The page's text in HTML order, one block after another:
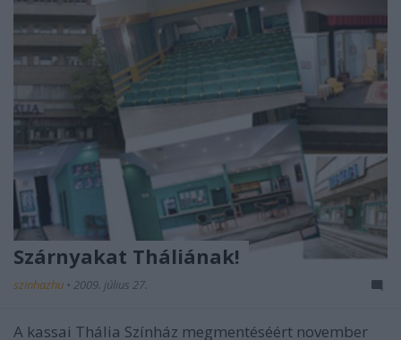
Szárnyakat Tháliának!
szinhazhu • 2009. július 27.
A kassai Thália Színház megmentéséért november